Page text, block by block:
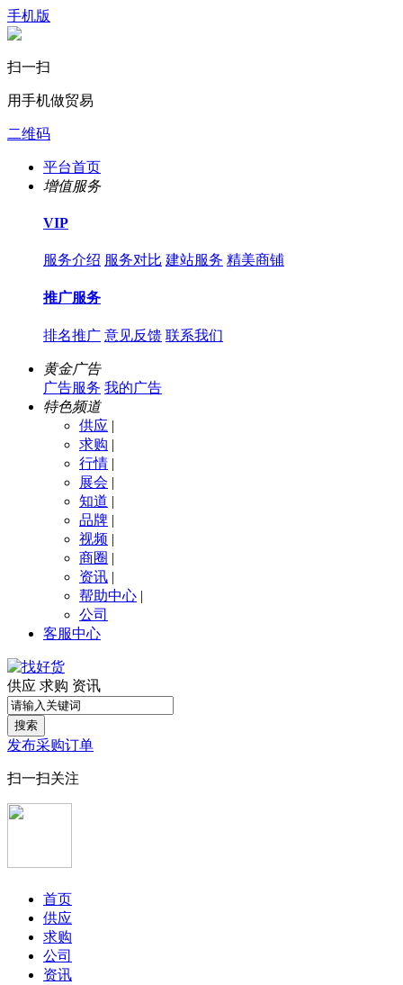
手机版
扫一扫
用手机做贸易
二维码
平台首页
增值服务
VIP
服务介绍 服务对比 建站服务 精美商铺
推广服务
排名推广 意见反馈 联系我们
黄金广告
广告服务 我的广告
特色频道
供应 |
求购 |
行情 |
展会 |
知道 |
品牌 |
视频 |
商圈 |
资讯 |
帮助中心 |
公司
客服中心
供应 求购 资讯
搜索
发布采购订单
扫一扫关注
首页
供应
求购
公司
资讯